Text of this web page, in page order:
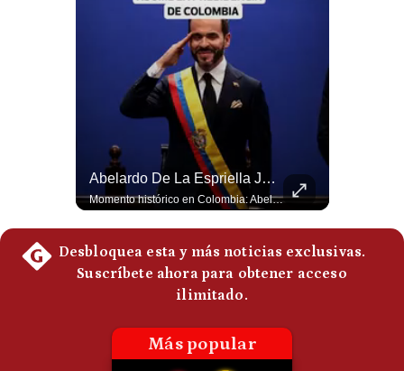
Privacidad
Politica
De
Cookies
Abelardo De La Espriella Juramenta Como Nuevo Presidente | Gestión Mundo
Momento histórico en Colombia: Abelardo de la Espriella prestó juramento y recibió la banda presidencial en la Arena USC de Cali, convirtiéndose oficialmente en el nuevo Presidente de la República para el periodo 2026-2030. Por primera vez en la historia reciente del país, la investidura presidencial se celebró fuera de Bogotá. ¿Qué opinas del inicio de este nuevo mandato constitucional? #DeLaEspriella #Colombia #PosesionPresidencial #Cali #Shorts 👉 Suscríbete y activa la campana para no perderte nuestro análisis diario. 🌎 Síguenos en nuestras redes sociales: 📌 Web oficial: https://gestion.pe/mundo/ 📌 LinkedIn: http://bit.ly/3HYIET0 📌 X (Twitter): http://bit.ly/4noZtX9 📌 TikTok: http://bit.ly/4evB6TO